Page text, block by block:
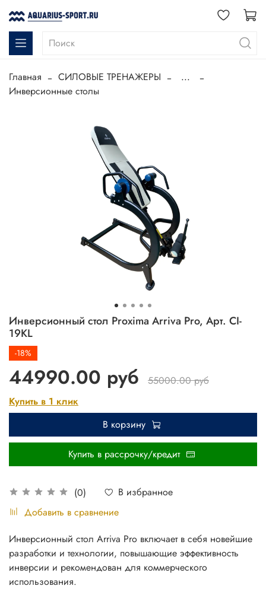
Главная СИЛОВЫЕ ТРЕНАЖЕРЫ
...
Инверсионные столы
Инверсионный стол Proxima Arriva Pro, Арт. CI-
19KL
(0)
В избранное
Добавить в сравнение
-18%
44990.00 руб
55000.00 руб
Купить в 1 клик
В корзину
Купить в рассрочку/кредит
Инверсионный стол Arriva Pro включает в себя новейшие
разработки и технологии, повышающие эффективность
инверсии и рекомендован для коммерческого
использования.